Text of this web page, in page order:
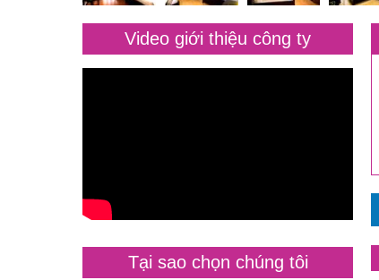
Video giới thiệu công ty
Tại sao chọn chúng tôi